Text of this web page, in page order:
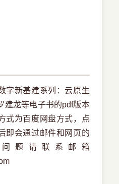
字新基建系列：云原生
建龙等电子书的pdf版本
式为百度网盘方式，点
即会通过邮件和网页的
题请联系邮箱